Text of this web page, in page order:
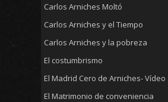
Carlos Arniches Moltó
Carlos Arniches y el Tiempo
Carlos Arniches y la pobreza
El costumbrismo
El Madrid Cero de Arniches- Vídeo
El Matrimonio de conveniencia